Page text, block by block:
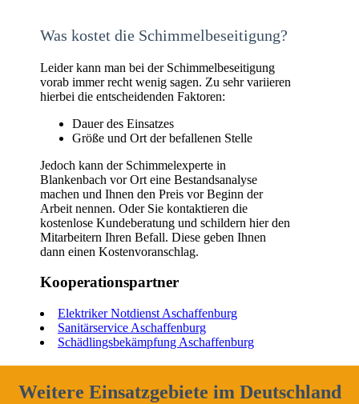
Was kostet die Schimmelbeseitigung?
Leider kann man bei der Schimmelbeseitigung
vorab immer recht wenig sagen. Zu sehr variieren
hierbei die entscheidenden Faktoren:
Dauer des Einsatzes
Größe und Ort der befallenen Stelle
Jedoch kann der Schimmelexperte in
Blankenbach vor Ort eine Bestandsanalyse
machen und Ihnen den Preis vor Beginn der
Arbeit nennen. Oder Sie kontaktieren die
kostenlose Kundeberatung und schildern hier den
Mitarbeitern Ihren Befall. Diese geben Ihnen
dann einen Kostenvoranschlag.
Kooperationspartner
Elektriker Notdienst Aschaffenburg
Sanitärservice Aschaffenburg
Schädlingsbekämpfung Aschaffenburg
Weitere Einsatzgebiete im Deutschland